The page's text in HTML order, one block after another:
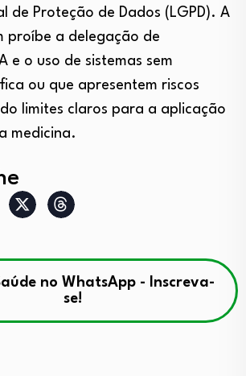
de Proteção de Dados (LGPD). A
proíbe a delegação de
e o uso de sistemas sem
ou que apresentem riscos
limites claros para a aplicação
medicina.
no WhatsApp - Inscreva-
se!